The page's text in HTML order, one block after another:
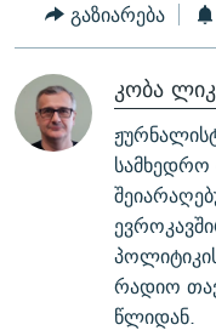
გაზიარება
კობა
რადიო
წლიდან.